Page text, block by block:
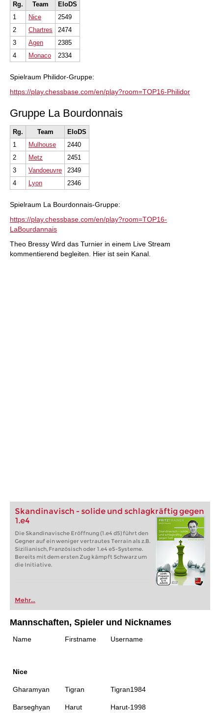
Rg. Team
EloDS
1
Nice
2549
2
Chartres
2474
3
Agen
2385
4
Monaco 2334
Spielraum Philidor-Gruppe:
https://play.chessbase.com/en/play?room=TOP16-Philidor
Gruppe La Bourdonnais
Rg. Team
EloDS
1
Mulhouse
2440
2
Metz
2451
3
Vandoeuvre
2349
4
Lyon 2346
Spielraum La Bourdonnais-Gruppe:
https://play.chessbase.com/en/play?room=TOP16-
LaBourdannais
Theo Bressy Wird das Turnier in einem Live Stream
kommentierend begleiten. Hier ist sein Kanal.
Skandinavisch - solide und schlagkräftig gegen
1.e4
Die Skandinavische Eröffnung (1.e4 d5) führt den
Gegner auf ein weniger vertrautes Terrain als z.B.
Sizilianisch, Französisch oder 1.e4 e5-Systeme.
Bereits mit dem ersten Zug kämpft Schwarz um
die Initiative.
Mehr...
Mannschaften, Spieler und Nicknames
Name Firstname Username
Nice
Gharamyan Tigran Tigran1984
Barseghyan Harut Harut-1998